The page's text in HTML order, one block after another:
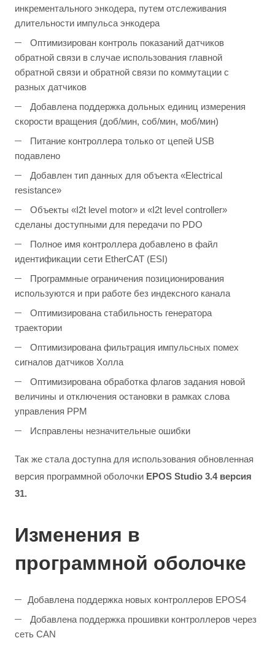
инкрементального энкодера, путем отслеживания
длительности импульса энкодера
Оптимизирован контроль показаний датчиков
обратной связи в случае использования главной
обратной связи и обратной связи по коммутации с
разных датчиков
Добавлена поддержка дольных единиц измерения
скорости вращения (доб/мин, соб/мин, моб/мин)
Питание контроллера только от цепей USB
подавлено
Добавлен тип данных для объекта «Electrical
resistance»
Объекты «I2t level motor» и «I2t level controller»
сделаны доступными для передачи по PDO
Полное имя контроллера добавлено в файл
идентификации сети EtherCAT (ESI)
Программные ограничения позиционирования
используются и при работе без индексного канала
Оптимизирована стабильность генератора
траектории
Оптимизирована фильтрация импульсных помех
сигналов датчиков Холла
Оптимизирована обработка флагов задания новой
величины и отключения остановки в рамках слова
управления PPM
Исправлены незначительные ошибки
Так же стала доступна для использования обновленная
версия программной оболочки EPOS Studio 3.4 версия
31.
Изменения в
программной оболочке
Добавлена поддержка новых контроллеров EPOS4
Добавлена поддержка прошивки контроллеров через
сеть CAN